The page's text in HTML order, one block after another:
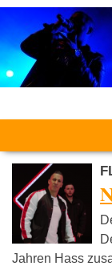
Jahren Hass